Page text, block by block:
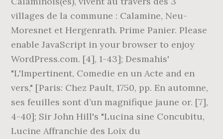
villages de la commune : Calamine, Neu-
Moresnet et Hergenrath. Prime Panier. Please
enable JavaScript in your browser to enjoy
WordPress.com. [4], 1-43]; Desmahis'
"L'Impertinent, Comedie en un Acte and en
vers," [Paris: Chez Pault, 1750, pp. En automne,
ses feuilles sont d’un magnifique jaune or. [7],
4-40]; Sir John Hill's "Lucina sine Concubitu,
Lucine Affranchie des Loix du